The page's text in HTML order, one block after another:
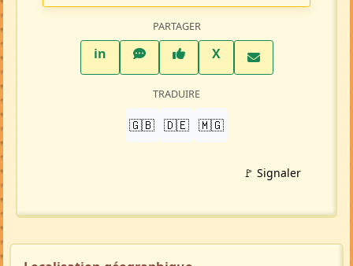
PARTAGER
inLinkedInWhatsAppFacebook
XTwitter X
TRADUIRE
🇬🇧 🇩🇪 🇲🇬
🚩 Signaler